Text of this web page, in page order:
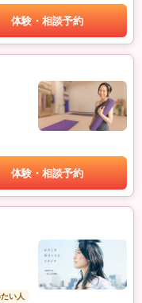
体験・相談予約
体験・相談予約
い人